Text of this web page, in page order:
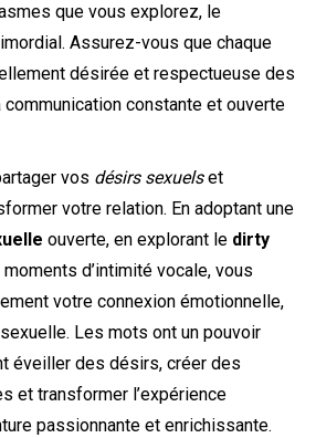
que vous explorez, le
Assurez-vous que chaque
désirée et respectueuse des
communication constante et ouverte
vos désirs sexuelset
votre relation. En adoptant une
ouverte, en explorant le dirty
d’intimité vocale, vous
votre connexion émotionnelle,
Les mots ont un pouvoir
éveiller des désirs, créer des
et transformer l’expérience
passionnante et enrichissante.